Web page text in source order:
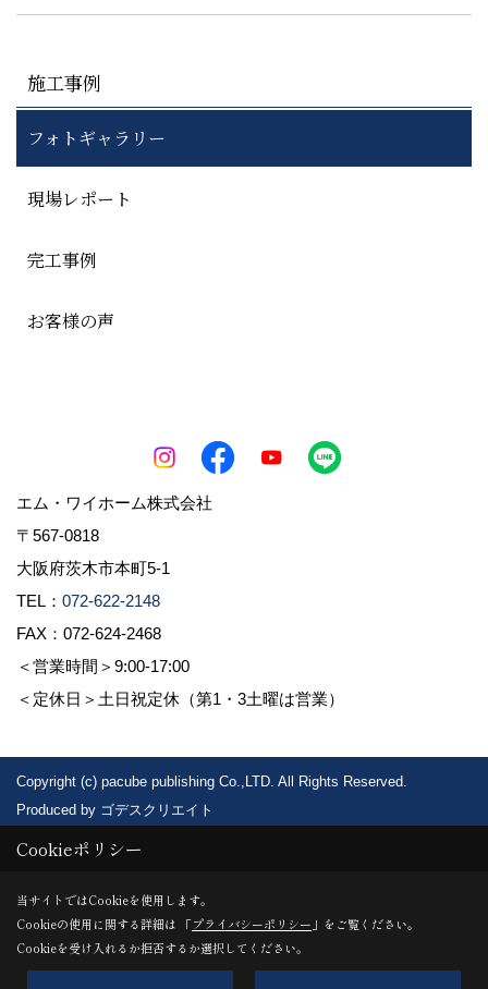
施工事例
フォトギャラリー
現場レポート
完工事例
お客様の声
エム・ワイホーム株式会社
〒567-0818
大阪府茨木市本町5-1
TEL： 072-622-2148
FAX：072-624-2468
＜営業時間＞9:00-17:00
＜定休日＞土日祝定休（第1・3土曜は営業）
Copyright (c) pacube publishing Co.,LTD. All Rights Reserved.
Produced by ゴデスクリエイト
Cookieポリシー
当サイトではCookieを使用します。
Cookieの使用に関する詳細は 「プライバシーポリシー 」をご覧ください。
Cookieを受け入れるか拒否するか選択してください。
×